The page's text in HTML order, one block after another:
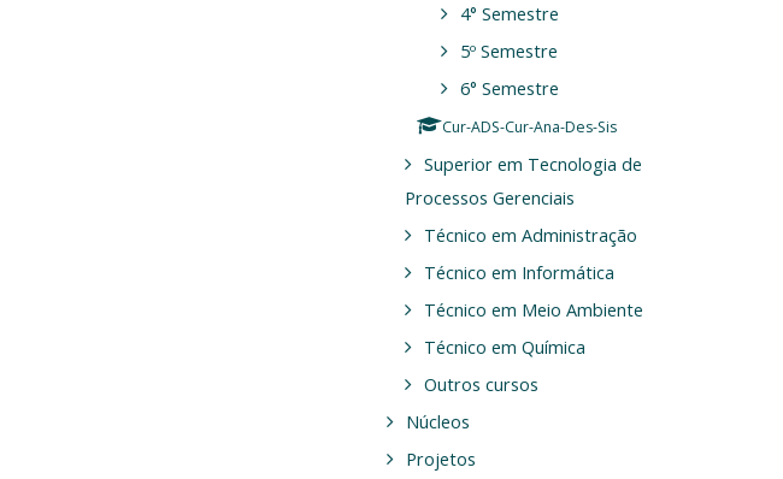
4° Semestre
5º Semestre
6° Semestre
Cur-ADS-Cur-Ana-Des-Sis
Superior em Tecnologia de
Processos Gerenciais
Técnico em Administração
Técnico em Informática
Técnico em Meio Ambiente
Técnico em Química
Outros cursos
Núcleos
Projetos